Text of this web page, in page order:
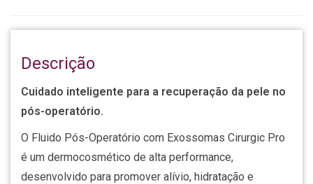
Descrição
Cuidado inteligente para a recuperação da pele no
pós-operatório.
O Fluido Pós-Operatório com Exossomas Cirurgic Pro
é um dermocosmético de alta performance,
desenvolvido para promover alívio, hidratação e